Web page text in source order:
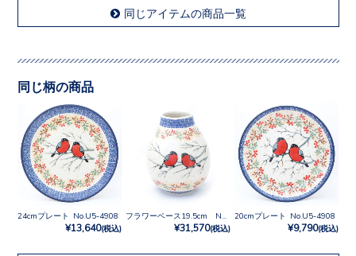
同じアイテムの商品一覧
同じ柄の商品
24cmプレート No.U5-4908
¥13,640(税込) ¥31,570(税込)
20cmプレート No.U5-4908
¥9,790(税込)